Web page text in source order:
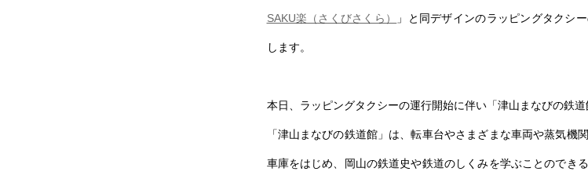
SAKU楽（さくびさくら） 」と同デザインのラッピングタクシ
します。
本日、ラッピングタクシーの運行開始に伴い「津山まなびの鉄道
「津山まなびの鉄道館」は、転車台やさまざまな車両や蒸気機
車庫をはじめ、岡山の鉄道史や鉄道のしくみを学ぶことのでき